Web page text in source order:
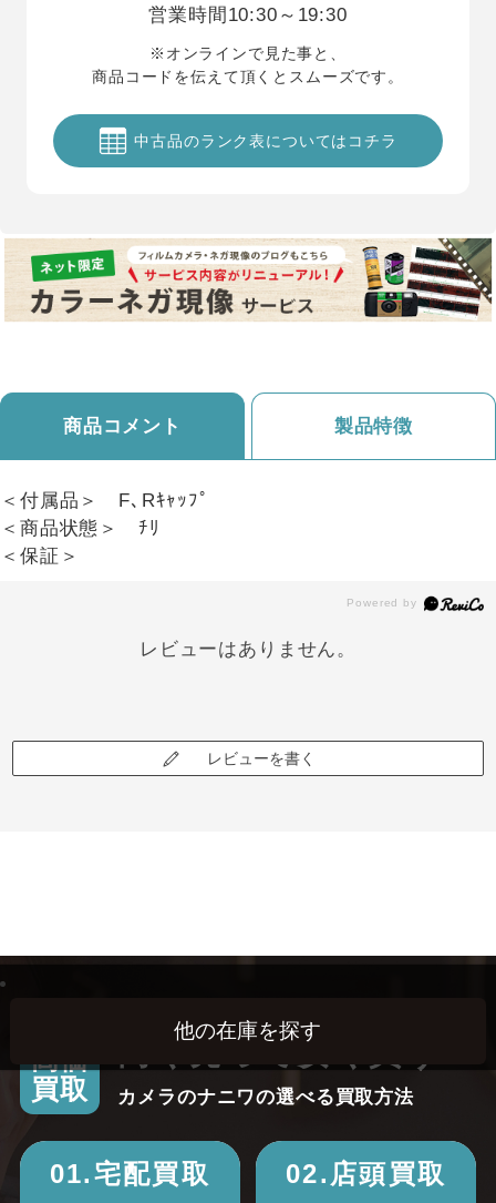
営業時間 10:30～19:30
※オンラインで見た事と、
商品コードを伝えて頂くとスムーズです。
中古品のランク表についてはコチラ
商品コメント 製品特徴
＜付属品＞ F､Rｷｬｯﾌﾟ
＜商品状態＞ ﾁﾘ
＜保証＞
レビューはありません。
レビューを書く
高価
買取
高く売って安く買う！
カメラのナニワの選べる買取方法
01.宅配買取 02.店頭買取